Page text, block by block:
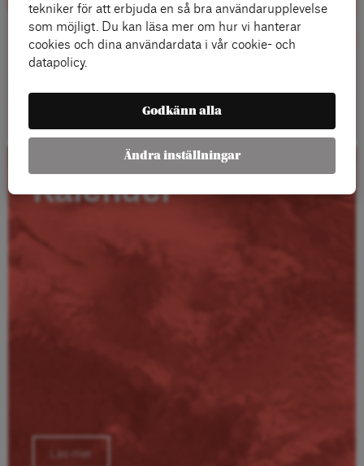
Kalender
Läs mer
tekniker för att erbjuda en så bra användarupplevelse
som möjligt. Du kan läsa mer om hur vi hanterar
cookies och dina användardata i vår cookie- och
datapolicy.
Godkänn alla
Ändra inställningar